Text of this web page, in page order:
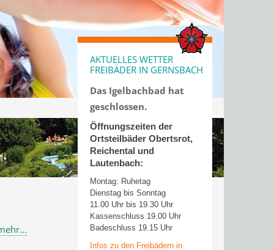
AKTUELLES WETTER
FREIBÄDER IN GERNSBACH
Das Igelbachbad hat
geschlossen.
Öffnungszeiten der
Ortsteilbäder Obertsrot,
Reichental und
Lautenbach:
Montag: Ruhetag
Dienstag bis Sonntag
11.00 Uhr bis 19.30 Uhr
Kassenschluss 19.00 Uhr
Badeschluss 19.15 Uhr
Infos zu den Freibädern in